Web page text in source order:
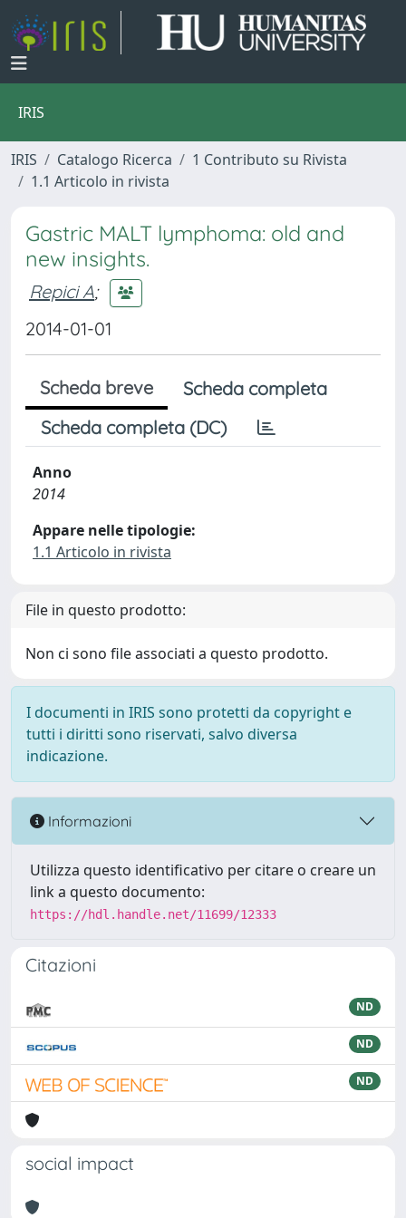
IRIS
IRIS Catalogo Ricerca
1 Contributo su Rivista
1.1 Articolo in rivista
Gastric MALT lymphoma: old and
new insights.
Repici A;
2014-01-01
Scheda breve
Scheda completa
Scheda completa (DC)
Anno
2014
Appare nelle tipologie:
1.1 Articolo in rivista
File in questo prodotto:
Non ci sono file associati a questo prodotto.
I documenti in IRIS sono protetti da copyright e
tutti i diritti sono riservati, salvo diversa
indicazione.
Informazioni
Utilizza questo identificativo per citare o creare un
link a questo documento:
https://hdl.handle.net/11699/12333
Citazioni
ND
ND
ND
social impact